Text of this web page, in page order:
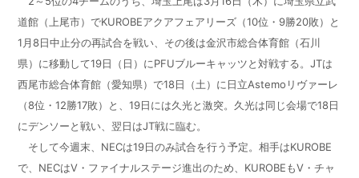
道館（上尾市）でKUROBEアクアフェアリーズ（10位・9勝20敗）と
1月8日中止分の再試合を戦い、その後は金沢市総合体育館（石川
県）に移動して19日（日）にPFUブルーキャッツと対戦する。JTは
西尾市総合体育館（愛知県）で18日（土）に日立Astemoリヴァーレ
（8位・12勝17敗）と、19日には久光と激突。久光は同じ会場で18日
にデンソーと戦い、翌日はJT戦に臨む。
そして今週末、NECは19日のみ試合を行う予定。相手はKUROBE
で、NECはV・ファイナルステージ進出のため、KUROBEもV・チャ